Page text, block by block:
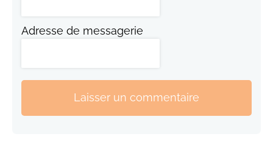
Adresse de messagerie
Laisser un commentaire